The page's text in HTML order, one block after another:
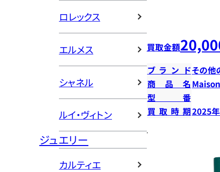
ロレックス
エルメス
シャネル
ルイ・ヴィトン
ジュエリー
カルティエ
買取金額
ブランドその他
商品名
型番
買取時期2025